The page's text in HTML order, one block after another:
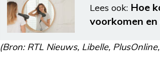
Lees ook: Hoe
voorkomen
(Bron: RTL Nieuws, Libelle,